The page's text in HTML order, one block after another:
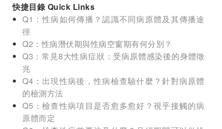
快捷目錄 Quick Links
Q1：性病如何傳播？認識不同病原體及其傳播途
徑
Q2：性病潛伏期與性病空窗期有何分別？
Q3：常見8大性病症狀：受病原體感染後的身體徵
兆
Q4：出現性病後，性病檢查驗什麼？針對病原體
的檢測方法
Q5：檢查性病項目是否愈多愈好？視乎接觸的病
原體而定